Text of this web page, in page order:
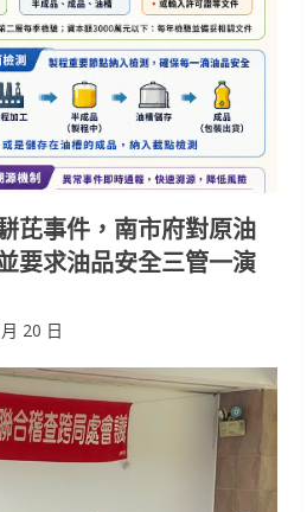
芘事件，南市府對原油
要求油品安全三管一演
20 日